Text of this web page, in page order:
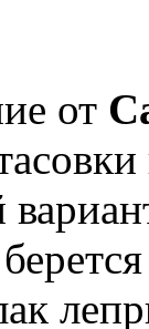
от